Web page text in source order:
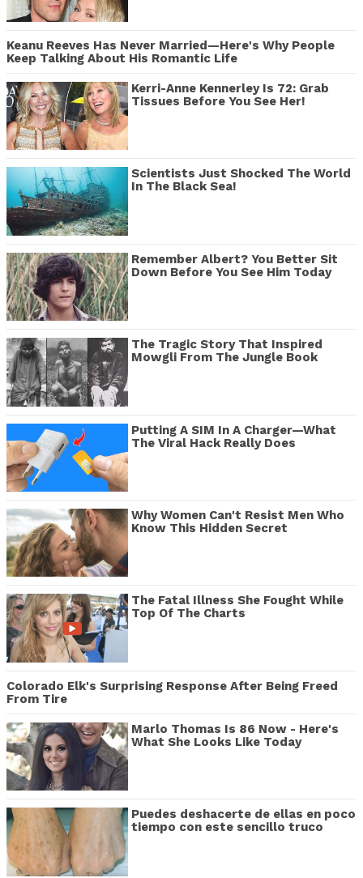
Keanu Reeves Has Never Married—Here's Why People
Keep Talking About His Romantic Life
Kerri-Anne Kennerley Is 72: Grab
Tissues Before You See Her!
Scientists Just Shocked The World
In The Black Sea!
Remember Albert? You Better Sit
Down Before You See Him Today
The Tragic Story That Inspired
Mowgli From The Jungle Book
Putting A SIM In A Charger—What
The Viral Hack Really Does
Why Women Can't Resist Men Who
Know This Hidden Secret
The Fatal Illness She Fought While
Top Of The Charts
Colorado Elk's Surprising Response After Being Freed
From Tire
Marlo Thomas Is 86 Now - Here's
What She Looks Like Today
Puedes deshacerte de ellas en poco
tiempo con este sencillo truco